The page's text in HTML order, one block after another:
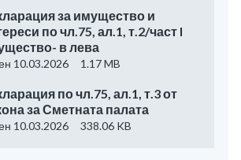
за имущество и
по чл.75, ал.1, т.2/част I
в лева
10.03.2026 1.17 MB
по чл.75, ал.1, т.3 от
за Сметната палата
10.03.2026 338.06 KB